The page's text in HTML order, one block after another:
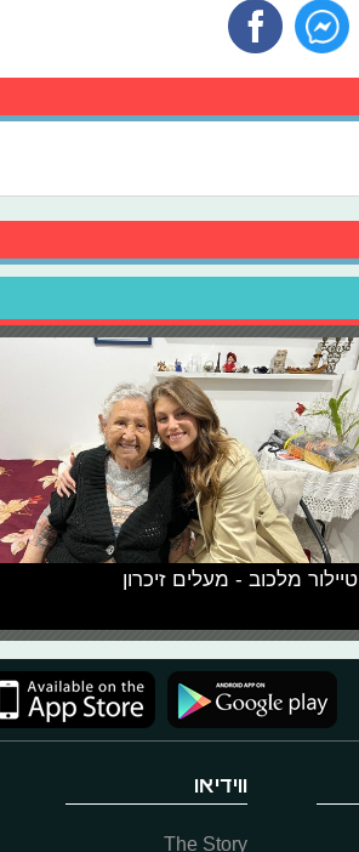
טיילור מלכוב - מעלים זיכרון
ווידיאו
The Story